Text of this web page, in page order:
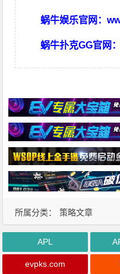
蜗牛娱乐官网：
蜗牛扑克GG官网
所属分类： 策略文章
APL
evpks.com